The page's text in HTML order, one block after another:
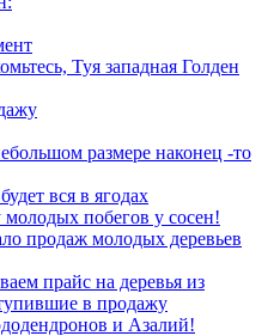
Туя западная Голден
размере наконец -то
вся в ягодах
молодых побегов у сосен!
продаж молодых деревьев
прайс на деревья из
в продажу
и Азалий!